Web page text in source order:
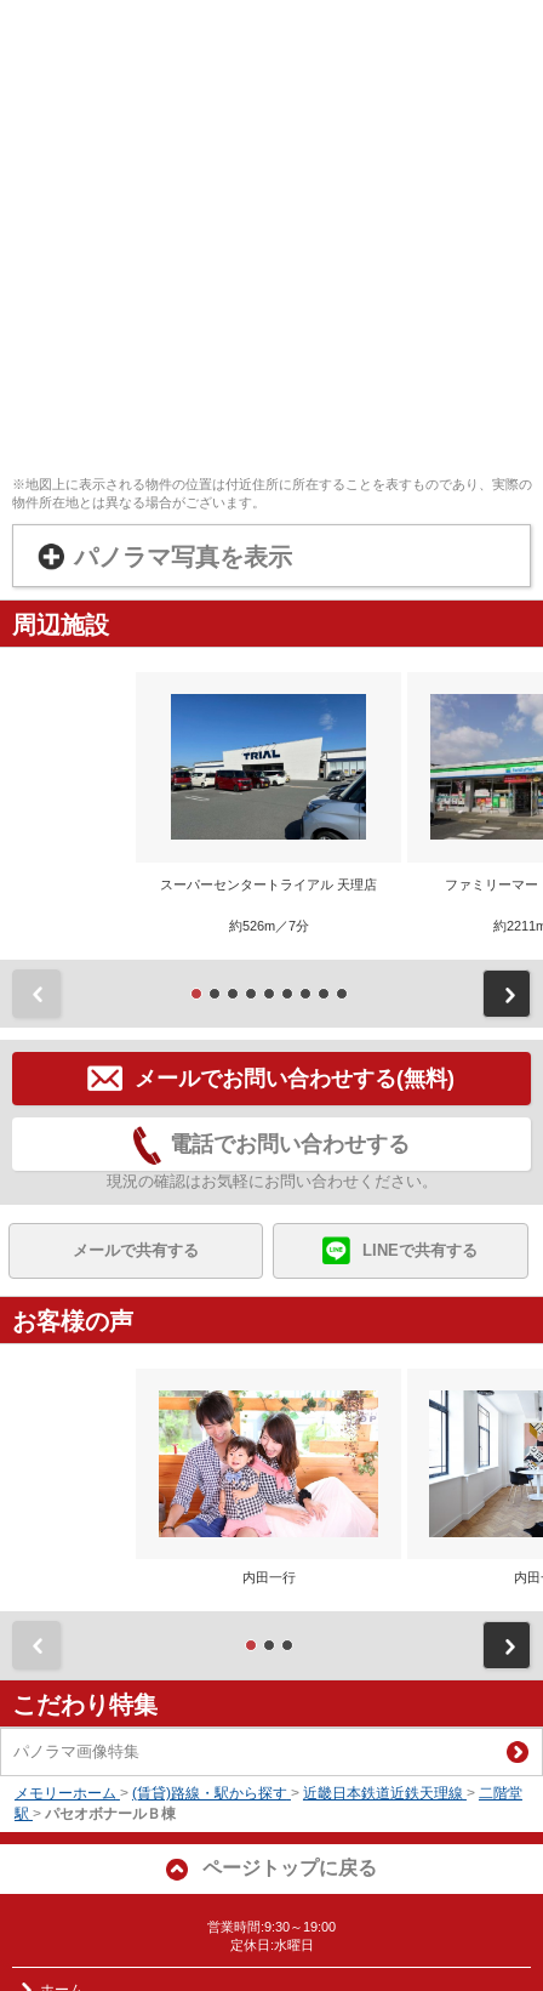
※地図上に表示される物件の位置は付近住所に所在することを表すものであり、実際の
物件所在地とは異なる場合がございます。
パノラマ写真を表示
周辺施設
スーパーセンタートライアル 天理店
約526m／7分
ファミリーマー
約
メールでお問い合わせする(無料)
電話でお問い合わせする
現況の確認はお気軽にお問い合わせください。
メールで共有する LINEで共有する
お客様の声
内田一行 内
こだわり特集
パノラマ画像特集
メモリーホーム > (賃貸)路線・駅から探す > 近畿日本鉄道近鉄天理線 > 二階堂
駅 > パセオボナールＢ棟
ページトップに戻る
営業時間:9:30～19:00
定休日:水曜日